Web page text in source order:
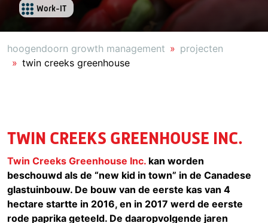
Work-IT
hoogendoorn growth management
projecten
twin creeks greenhouse
TWIN CREEKS GREENHOUSE INC.
Twin Creeks Greenhouse Inc. kan worden
beschouwd als de “new kid in town” in de Canadese
glastuinbouw. De bouw van de eerste kas van 4
hectare startte in 2016, en in 2017 werd de eerste
rode paprika geteeld. De daaropvolgende jaren